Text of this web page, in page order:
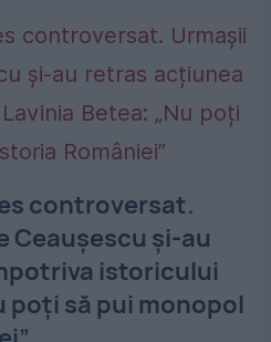
controversat.
Ceaușescu și-au
istoricului
poți să pui monopol